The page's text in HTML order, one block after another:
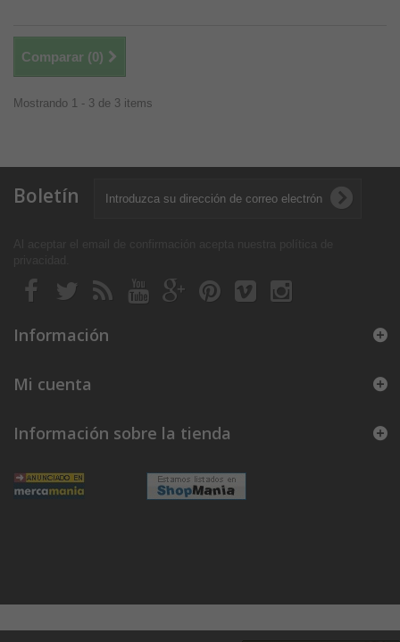
Comparar (0)
Mostrando 1 - 3 de 3 items
Boletín
Información
Mi cuenta
Información sobre la tienda